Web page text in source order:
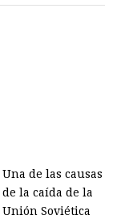
Una de las causas
de la caída de la
Unión Soviética